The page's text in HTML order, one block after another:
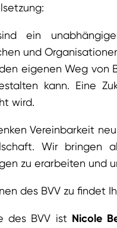
ein
und
eigenen Weg von
kann. Eine
wird.
Vereinbarkeit
Wir bringen
zu erarbeiten und
des BVV zu findet
des BVV ist Nicole